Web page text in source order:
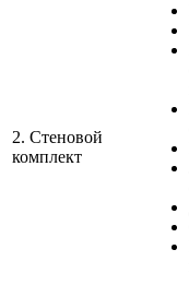
2. Стеновой
комплект